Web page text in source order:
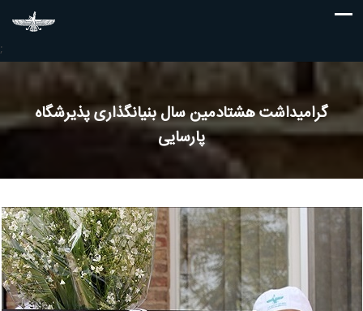
;
گرامیداشت هشتادمین سال بنیانگذاری پذیرشگاه
پارسایی